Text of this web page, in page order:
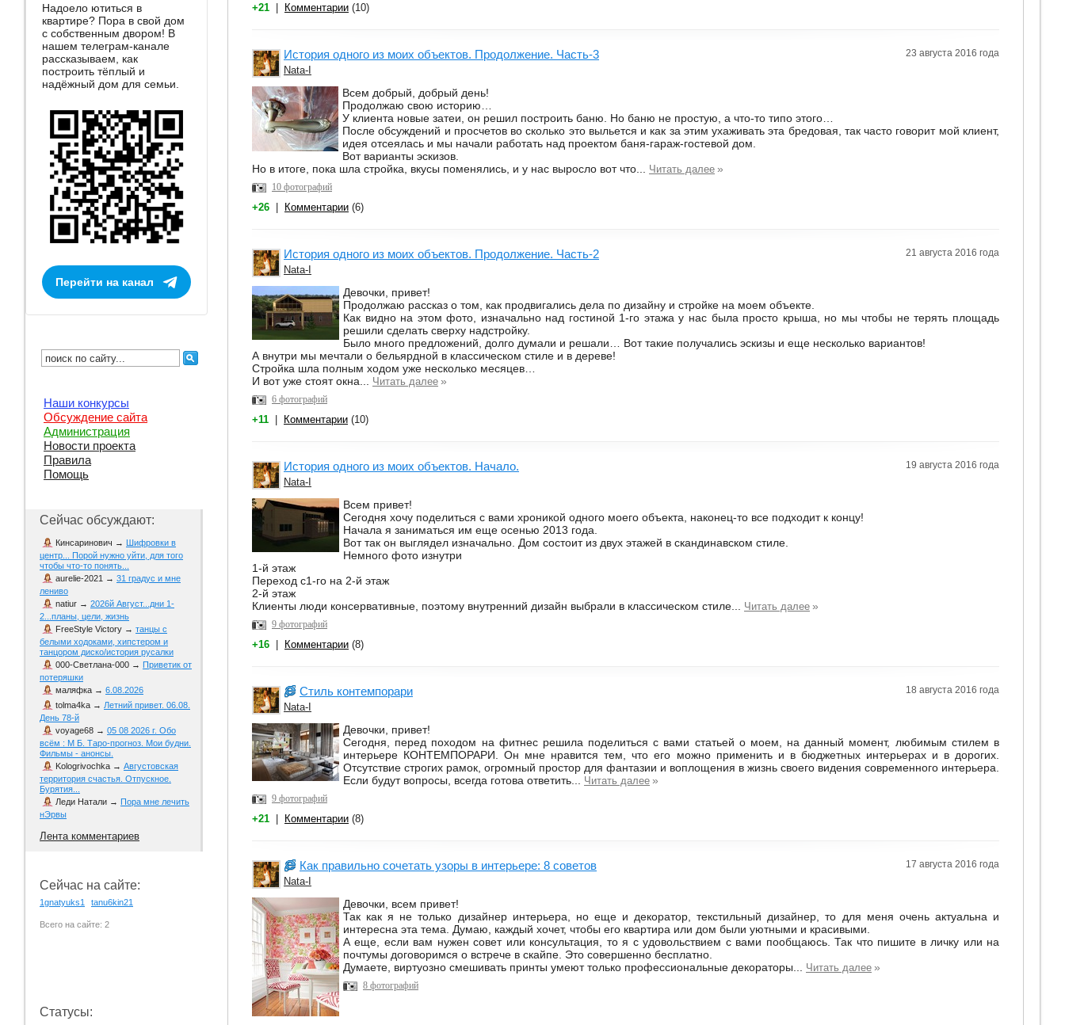
+21 Комментарии (10)
История одного из моих объектов. Продолжение. Часть-3 23 августа 2016 года
Nata-I
Всем добрый, добрый день!
Продолжаю свою историю…
У клиента новые затеи, он решил построить баню. Но баню не простую, а что-то типо этого…
После обсуждений и просчетов во сколько это выльется и как за этим ухаживать эта бредовая, так часто говорит мой клиент,
идея отсеялась и мы начали работать над проектом баня-гараж-гостевой дом.
Вот варианты эскизов.
Но в итоге, пока шла стройка, вкусы поменялись, и у нас выросло вот что... Читать далее »
10 фотографий
+26 Комментарии (6)
История одного из моих объектов. Продолжение. Часть-2 21 августа 2016 года
Nata-I
Девочки, привет!
Продолжаю рассказ о том, как продвигались дела по дизайну и стройке на моем объекте.
Как видно на этом фото, изначально над гостиной 1-го этажа у нас была просто крыша, но мы чтобы не терять площадь
решили сделать сверху надстройку.
Было много предложений, долго думали и решали… Вот такие получались эскизы и еще несколько вариантов!
А внутри мы мечтали о бельярдной в классическом стиле и в дереве!
Стройка шла полным ходом уже несколько месяцев…
И вот уже стоят окна... Читать далее »
6 фотографий
+11 Комментарии (10)
История одного из моих объектов. Начало. 19 августа 2016 года
Nata-I
Всем привет!
Сегодня хочу поделиться с вами хроникой одного моего объекта, наконец-то все подходит к концу!
Начала я заниматься им еще осенью 2013 года.
Вот так он выглядел изначально. Дом состоит из двух этажей в скандинавском стиле.
Немного фото изнутри
1-й этаж
Переход с1-го на 2-й этаж
2-й этаж
Клиенты люди консервативные, поэтому внутренний дизайн выбрали в классическом стиле... Читать далее »
9 фотографий
+16 Комментарии (8)
Стиль контемпорари 18 августа 2016 года
Nata-I
Девочки, привет!
Сегодня, перед походом на фитнес решила поделиться с вами статьей о моем, на данный момент, любимым стилем в
интерьере КОНТЕМПОРАРИ. Он мне нравится тем, что его можно применить и в бюджетных интерьерах и в дорогих.
Отсутствие строгих рамок, огромный простор для фантазии и воплощения в жизнь своего видения современного интерьера.
Если будут вопросы, всегда готова ответить... Читать далее »
9 фотографий
+21 Комментарии (8)
Как правильно сочетать узоры в интерьере: 8 советов 17 августа 2016 года
Nata-I
Девочки, всем привет!
Так как я не только дизайнер интерьера, но еще и декоратор, текстильный дизайнер, то для меня очень актуальна и
интересна эта тема. Думаю, каждый хочет, чтобы его квартира или дом были уютными и красивыми.
А еще, если вам нужен совет или консультация, то я с удовольствием с вами пообщаюсь. Так что пишите в личку или на
почтумы договоримся о встрече в скайпе. Это совершенно бесплатно.
Думаете, виртуозно смешивать принты умеют только профессиональные декораторы... Читать далее »
8 фотографий
Надоело ютиться в
квартире? Пора в свой дом
с собственным двором! В
нашем телеграм-канале
рассказываем, как
построить тёплый и
надёжный дом для семьи.
Перейти на канал
Наши конкурсы
Обсуждение сайта
Администрация
Новости проекта
Правила
Помощь
Сейчас обсуждают:
Кинсаринович → Шифровки в
центр... Порой нужно уйти, для того
чтобы что-то понять...
aurelie-2021 → 31 градус и мне
лениво
natiur → 2026й Август...дни 1-
2...планы, цели, жизнь
FreeStyle Victory → танцы с
белыми ходоками, хипстером и
танцором диско/история русалки
000-Светлана-000 → Приветик от
потеряшки
маляфка → 6.08.2026
tolma4ka → Летний привет. 06.08.
День 78-й
voyage68 → 05 08 2026 г. Обо
всём : М Б. Таро-прогноз. Мои будни.
Фильмы - анонсы.
Kologrivochka → Августовская
территория счастья. Отпускное.
Бурятия...
Леди Натали → Пора мне лечить
нЭрвы
Лента комментариев
Сейчас на сайте:
1gnatyuks1 tanu6kin21
Всего на сайте: 2
Статусы: